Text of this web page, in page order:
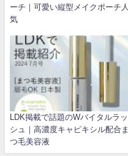
ーチ｜可愛い縦型メイクポーチ人
気
LDK掲載で話題のWバイタルラッ
シュ｜高濃度キャピキシル配合ま
つ毛美容液